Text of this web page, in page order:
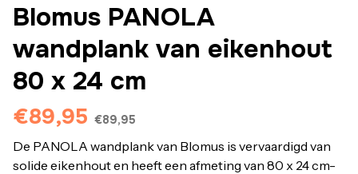
Blomus PANOLA
wandplank van eikenhout
80 x 24 cm
€89,95 €89,95
De PANOLA wandplank van Blomus is vervaardigd van
solide eikenhout en heeft een afmeting van 80 x 24 cm-